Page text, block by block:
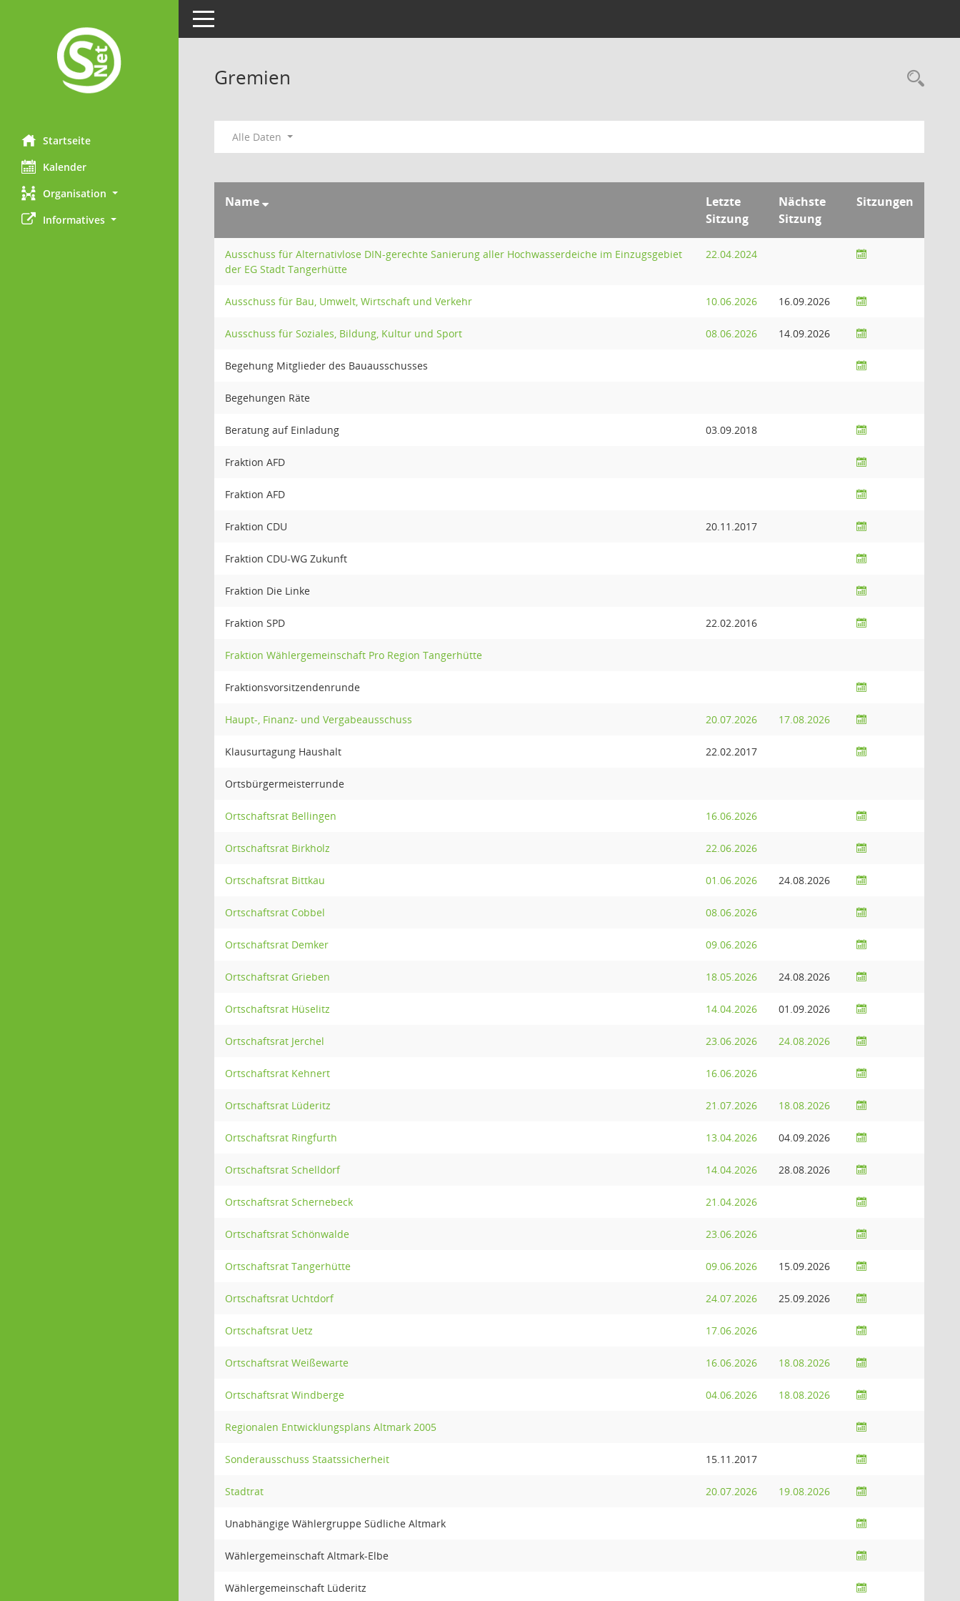
Startseite
Kalender
Organisation
Informatives
Toggle navigation
Gremien
Alle Daten
Name
Letzte
Sitzung
Nächste
Sitzung
Sitzungen
Ausschuss für Alternativlose DIN-gerechte Sanierung aller Hochwasserdeiche im Einzugsgebiet
der EG Stadt Tangerhütte
22.04.2024
Ausschuss für Bau, Umwelt, Wirtschaft und Verkehr 10.06.2026 16.09.2026
Ausschuss für Soziales, Bildung, Kultur und Sport 08.06.2026 14.09.2026
Begehung Mitglieder des Bauausschusses
Begehungen Räte
Beratung auf Einladung 03.09.2018
Fraktion AFD
Fraktion AFD
Fraktion CDU 20.11.2017
Fraktion CDU-WG Zukunft
Fraktion Die Linke
Fraktion SPD 22.02.2016
Fraktion Wählergemeinschaft Pro Region Tangerhütte
Fraktionsvorsitzendenrunde
Haupt-, Finanz- und Vergabeausschuss 20.07.2026 17.08.2026
Klausurtagung Haushalt 22.02.2017
Ortsbürgermeisterrunde
Ortschaftsrat Bellingen 16.06.2026
Ortschaftsrat Birkholz 22.06.2026
Ortschaftsrat Bittkau 01.06.2026 24.08.2026
Ortschaftsrat Cobbel 08.06.2026
Ortschaftsrat Demker 09.06.2026
Ortschaftsrat Grieben 18.05.2026 24.08.2026
Ortschaftsrat Hüselitz 14.04.2026 01.09.2026
Ortschaftsrat Jerchel 23.06.2026 24.08.2026
Ortschaftsrat Kehnert 16.06.2026
Ortschaftsrat Lüderitz 21.07.2026 18.08.2026
Ortschaftsrat Ringfurth 13.04.2026 04.09.2026
Ortschaftsrat Schelldorf 14.04.2026 28.08.2026
Ortschaftsrat Schernebeck 21.04.2026
Ortschaftsrat Schönwalde 23.06.2026
Ortschaftsrat Tangerhütte 09.06.2026 15.09.2026
Ortschaftsrat Uchtdorf 24.07.2026 25.09.2026
Ortschaftsrat Uetz 17.06.2026
Ortschaftsrat Weißewarte 16.06.2026 18.08.2026
Ortschaftsrat Windberge 04.06.2026 18.08.2026
Regionalen Entwicklungsplans Altmark 2005
Sonderausschuss Staatssicherheit 15.11.2017
Stadtrat 20.07.2026 19.08.2026
Unabhängige Wählergruppe Südliche Altmark
Wählergemeinschaft Altmark-Elbe
Wählergemeinschaft Lüderitz